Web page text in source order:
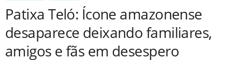
Patixa Teló: Ícone amazonense
desaparece deixando familiares,
amigos e fãs em desespero